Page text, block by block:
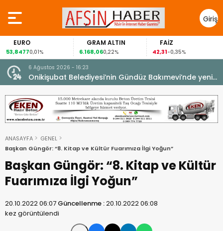
Giriş
Yap
0,01%
GRAM ALTIN
6.168,06 0,22%
FAİZ
-0,35%
6 Ağustos 2026 - 16:23
Onikişubat Belediyesi’nin Gündüz Bakımevi’nde yeni
dönemin ön kayıtları başladı.
ANASAYFA
GENEL
Başkan Güngör: “8. Kitap ve Kültür Fuarımıza İlgi Yoğun”
Başkan Güngör: “8. Kitap ve Kültür
Fuarımıza İlgi Yoğun”
20.10.2022 06:07 Güncellenme :20.10.2022 06:08
kez görüntülendi